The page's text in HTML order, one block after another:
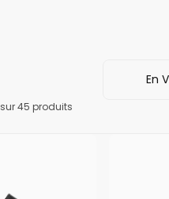
En
sur 45 produits